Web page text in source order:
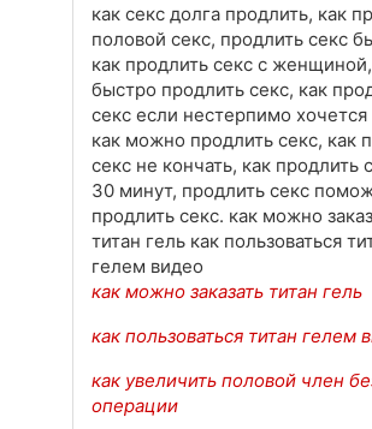
как секс долга продлить, как
половой секс, продлить секс
как продлить секс с
быстро продлить секс, как
секс если нестерпимо хочется
как можно продлить секс, как
секс не кончать, как продлить
30 минут, продлить секс
продлить секс. как можно
титан гель как пользоваться
гелем видео
как можно заказать титан гель
как пользоваться титан гелем
как увеличить половой член
операции